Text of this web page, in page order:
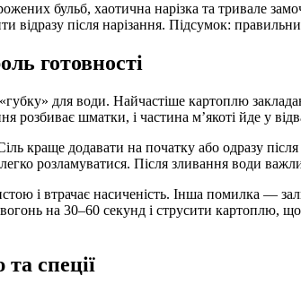
бульб, хаотична нарізка та тривале
відразу після нарізання. Підсумок:
готовності
для води. Найчастіше картоплю
розбиває шматки, і частина м’якоті йде у
краще додавати на початку або одразу
розламуватися. Після зливання води
і втрачає насиченість. Інша помилка —
на 30–60 секунд і струсити картоплю,
спеції